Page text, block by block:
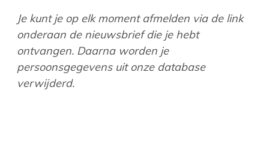
Je kunt je op elk moment afmelden via de link
onderaan de nieuwsbrief die je hebt
ontvangen. Daarna worden je
persoonsgegevens uit onze database
verwijderd.